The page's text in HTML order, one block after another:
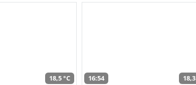
18,5 °C 16:54